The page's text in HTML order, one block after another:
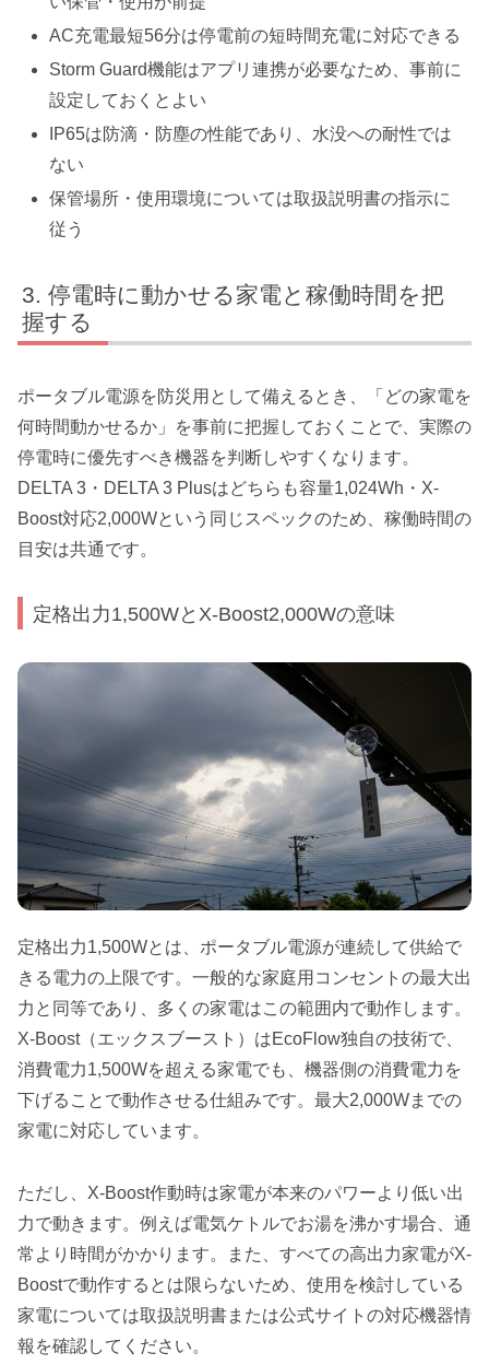
AC充電最短56分は停電前の短時間充電に対応できる
Storm Guard機能はアプリ連携が必要なため、事前に
設定しておくとよい
IP65は防滴・防塵の性能であり、水没への耐性では
ない
保管場所・使用環境については取扱説明書の指示に
従う
停電時に動かせる家電と稼働時間を把
握する
ポータブル電源を防災用として備えるとき、「どの家電を
何時間動かせるか」を事前に把握しておくことで、実際の
停電時に優先すべき機器を判断しやすくなります。
DELTA 3・DELTA 3 Plusはどちらも容量1,024Wh・X-
Boost対応2,000Wという同じスペックのため、稼働時間の
目安は共通です。
定格出力1,500WとX-Boost2,000Wの意味
定格出力1,500Wとは、ポータブル電源が連続して供給で
きる電力の上限です。一般的な家庭用コンセントの最大出
力と同等であり、多くの家電はこの範囲内で動作します。
X-Boost（エックスブースト）はEcoFlow独自の技術で、
消費電力1,500Wを超える家電でも、機器側の消費電力を
下げることで動作させる仕組みです。最大2,000Wまでの
家電に対応しています。
ただし、X-Boost作動時は家電が本来のパワーより低い出
力で動きます。例えば電気ケトルでお湯を沸かす場合、通
常より時間がかかります。また、すべての高出力家電がX-
Boostで動作するとは限らないため、使用を検討している
家電については取扱説明書または公式サイトの対応機器情
報を確認してください。